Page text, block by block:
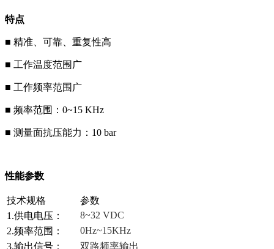
特点
■ 精准、可靠、重复性高
■ 工作温度范围广
■ 工作频率范围广
■ 频率范围：0~15 KHz
■ 测量面抗压能力：10 bar
性能参数
技术规格
参数
1.供电电压：
8~32 VDC
2.频率范围：
0Hz~15KHz
3.输出信号：
双路频率输出